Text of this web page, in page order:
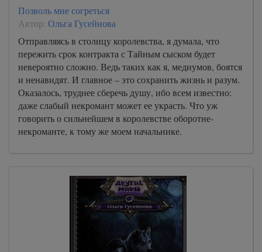
Позволь мне согреться
Автор: Ольга Гусейнова
Отправляясь в столицу королевства, я думала, что
пережить срок контракта с Тайным сыском будет
невероятно сложно. Ведь таких как я, медиумов, боятся
и ненавидят. И главное – это сохранить жизнь и разум.
Оказалось, труднее сберечь душу, ибо всем известно:
даже слабый некромант может ее украсть. Что уж
говорить о сильнейшем в королевстве оборотне-
некроманте, к тому же моем начальнике.